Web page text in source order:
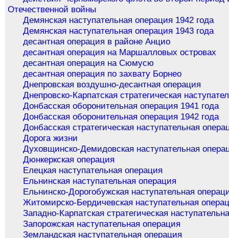
Отечественной войны
Демянская наступательная операция 1942 года
Демянская наступательная операция 1943 года
десантная операция в районе Анцио
десантная операция на Маршалловых островах
десантная операция на Сюмусю
десантная операция по захвату Борнео
Днепровская воздушно-десантная операция
Днепровско-Карпатская стратегическая
Донбасская оборонительная операция 1941 года
Донбасская оборонительная операция 1942 года
Донбасская стратегическая наступательная
Дорога жизни
Духовщинско-Демидовская наступательная
Дюнкеркская операция
Елецкая наступательная операция
Ельнинская наступательная операция
Ельнинско-Дорогобужская наступательная
Житомирско-Бердичевская наступательная
Западно-Карпатская стратегическая
Запорожская наступательная операция
Земландская наступательная операция